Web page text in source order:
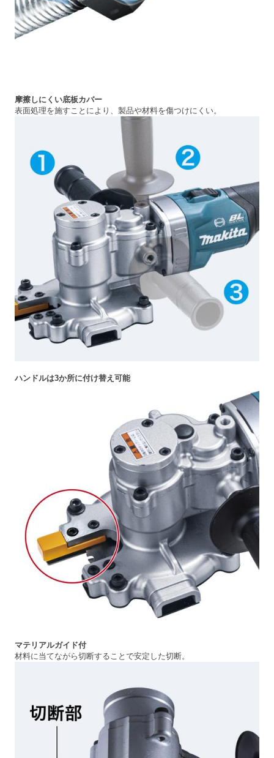
摩擦しにくい底板カバー
表面処理を施すことにより、製品や材料を傷つけにくい。
ハンドルは3か所に付け替え可能
マテリアルガイド付
材料に当てながら切断することで安定した切断。